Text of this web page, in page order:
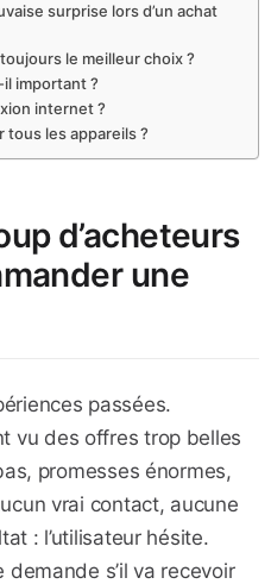
surprise lors d’un achat
le meilleur choix ?
important ?
internet ?
tous les appareils ?
d’acheteurs
une
passées.
vu des offres trop belles
promesses énormes,
vrai contact, aucune
: l’utilisateur hésite.
demande s’il va recevoir